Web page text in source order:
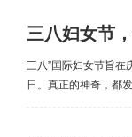
三八妇女节
三八”国际妇女节旨在
日。真正的神奇，都